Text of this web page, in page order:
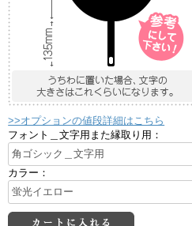
>>オプションの値段詳細はこちら
フォント＿文字用また縁取り用：
カラー：